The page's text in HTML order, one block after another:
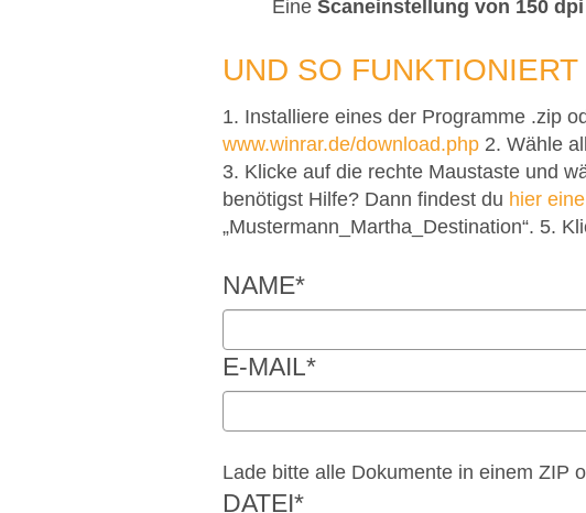
Eine Scaneinstellung von 150 dpi
UND SO FUNKTIONIERT
1. Installiere eines der Programme .zip
www.winrar.de/download.php 2. Wähle
3. Klicke auf die rechte Maustaste und
benötigst Hilfe? Dann findest du hier
„Mustermann_Martha_Destination“. 5.
NAME*
E-MAIL*
Lade bitte alle Dokumente in einem ZIP
DATEI*